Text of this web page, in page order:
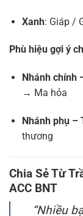
Xanh: Giáp /
Phù hiệu gợi ý
Nhánh chính
→ Ma hỏa
Nhánh phụ –
thương
Chia Sẻ Từ
ACC BNT
“Nhiều